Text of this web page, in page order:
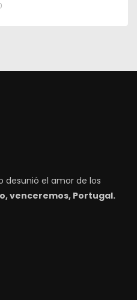
desunió el amor de los
venceremos, Portugal.